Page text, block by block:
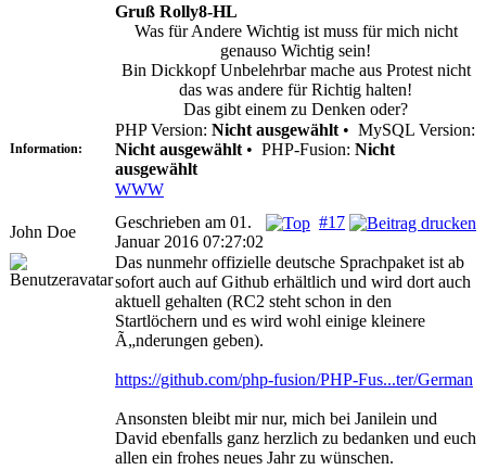
Gruß Rolly8-HL
Was für Andere Wichtig ist muss für mich nicht
genauso Wichtig sein!
Bin Dickkopf Unbelehrbar mache aus Protest nicht
das was andere für Richtig halten!
Das gibt einem zu Denken oder?
Information:
PHP Version: Nicht ausgewählt • MySQL Version:
Nicht ausgewählt • PHP-Fusion: Nicht
ausgewählt
WWW
John Doe
#17
Geschrieben am 01.
Januar 2016 07:27:02
Das nunmehr offizielle deutsche Sprachpaket ist ab
sofort auch auf Github erhältlich und wird dort auch
aktuell gehalten (RC2 steht schon in den
Startlöchern und es wird wohl einige kleinere
Ã„nderungen geben).
https://github.com/php-fusion/PHP-Fus...ter/German
Ansonsten bleibt mir nur, mich bei Janilein und
David ebenfalls ganz herzlich zu bedanken und euch
allen ein frohes neues Jahr zu wünschen.